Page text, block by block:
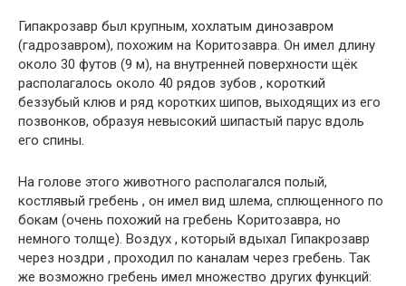
Гипакрозавр был крупным, хохлатым динозавром
(гадрозавром), похожим на Коритозавра. Он имел длину
около 30 футов (9 м), на внутренней поверхности щёк
располагалось около 40 рядов зубов , короткий
беззубый клюв и ряд коротких шипов, выходящих из его
позвонков, образуя невысокий шипастый парус вдоль
его спины.
На голове этого животного располагался полый,
костлявый гребень , он имел вид шлема, сплющенного по
бокам (очень похожий на гребень Коритозавра, но
немного толще). Воздух , который вдыхал Гипакрозавр
через ноздри , проходил по каналам через гребень. Так
же возможно гребень имел множество других функций: